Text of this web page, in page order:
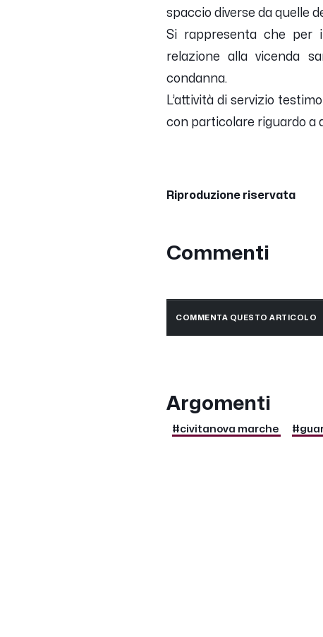
spaccio diverse da quelle
Si rappresenta che per
relazione alla vicenda
condanna.
L’attività di servizio
con particolare riguardo a
Riproduzione riservata
Commenti
COMMENTA QUESTO ARTICOLO
Argomenti
#civitanova marche